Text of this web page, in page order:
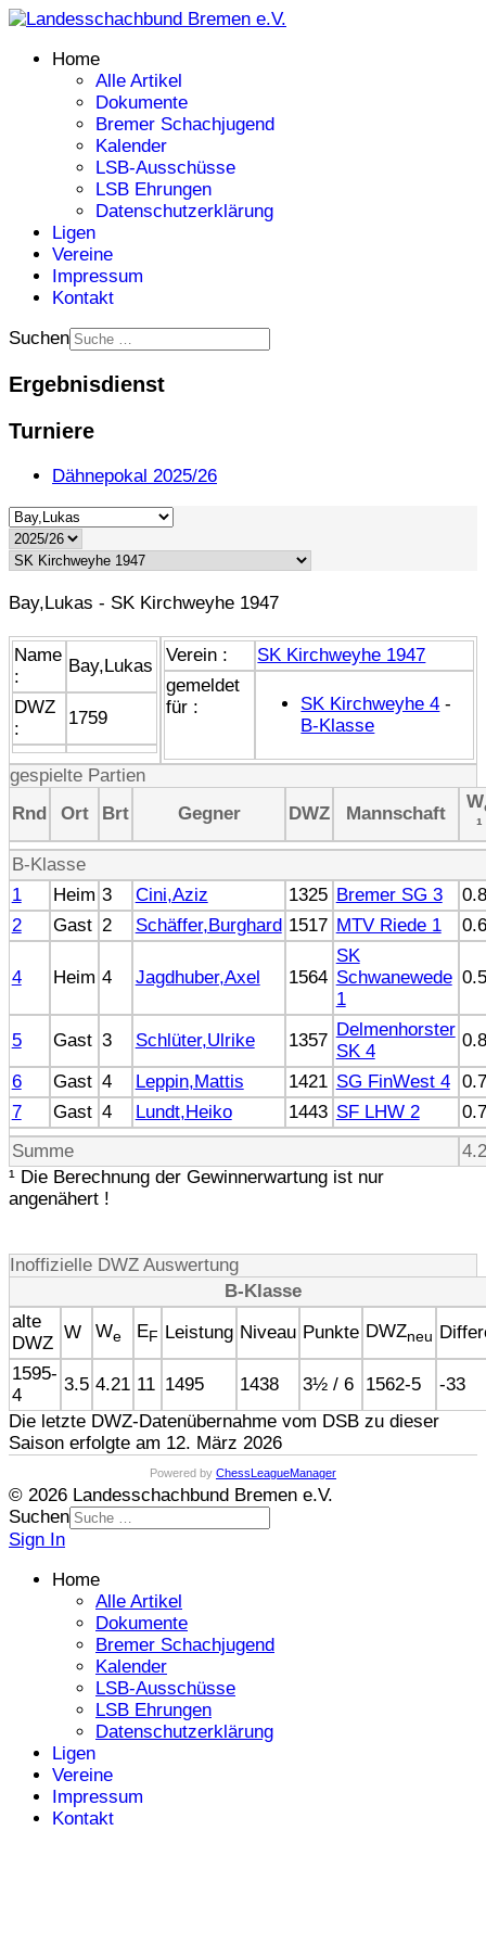
Home
Alle Artikel
Dokumente
Bremer Schachjugend
Kalender
LSB-Ausschüsse
LSB Ehrungen
Datenschutzerklärung
Ligen
Vereine
Impressum
Kontakt
Suchen
Ergebnisdienst
Turniere
Dähnepokal 2025/26
Bay,Lukas - SK Kirchweyhe 1947
Name
:
Bay,Lukas
DWZ
:
1759
Verein :
SK Kirchweyhe 1947
gemeldet
für :
SK Kirchweyhe 4 -
B-Klasse
gespielte Partien
Rnd
Ort Brt Gegner DWZ Mannschaft
W
¹
B-Klasse
1
Heim 3 Cini,Aziz 1325 Bremer SG 3
2
Gast 2 Schäffer,Burghard 1517 MTV Riede 1
4 Heim 4 Jagdhuber,Axel 1564
SK
Schwanewede
1
5 Gast 3 Schlüter,Ulrike 1357
Delmenhorster
SK 4
0.8
6
Gast 4 Leppin,Mattis 1421 SG FinWest 4
7
Gast 4 Lundt,Heiko 1443 SF LHW 2
0.7
Summe
¹ Die Berechnung der Gewinnerwartung ist nur
angenähert !
Inoffizielle DWZ Auswertung
B-Klasse
alte
DWZ
W We EF Leistung Niveau Punkte DWZneu
1595-
4
3.5 4.21 11 1495 1438 3½ / 6 1562-5
-33
Die letzte DWZ-Datenübernahme vom DSB zu dieser
Saison erfolgte am 12. März 2026
Powered by ChessLeagueManager
© 2026 Landesschachbund Bremen e.V.
Suchen
Sign In
Home
Alle Artikel
Dokumente
Bremer Schachjugend
Kalender
LSB-Ausschüsse
LSB Ehrungen
Datenschutzerklärung
Ligen
Vereine
Impressum
Kontakt